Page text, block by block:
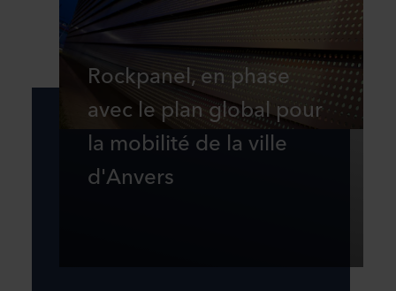
Rockpanel, en phase
avec le plan global pour
la mobilité de la ville
d'Anvers